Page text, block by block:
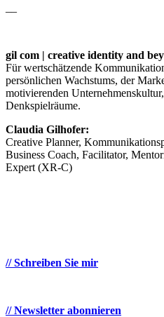
gil com | creative identity and
Für wertschätzende
persönlichen Wachstums, der
motivierenden
Denkspielräume.
Claudia Gilhofer:
Creative Planner,
Business Coach, Facilitator,
Expert (XR-C)
// Schreiben Sie mir
// Newsletter abonnieren